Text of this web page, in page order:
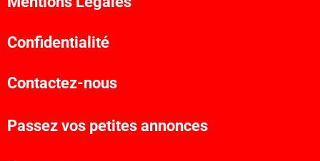
Confidentialité
Contactez-nous
Passez vos petites annonces